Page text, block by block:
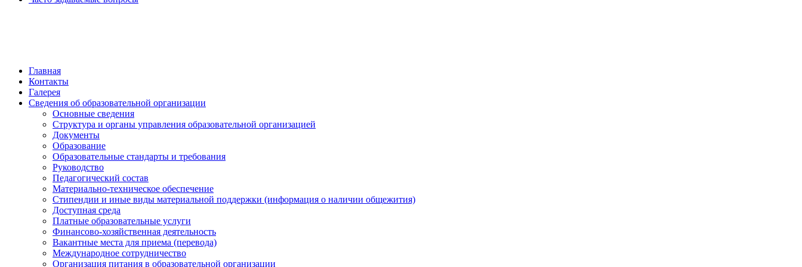
Главная
Контакты
Галерея
Сведения об образовательной организации
Основные сведения
Структура и органы управления образовательной организацией
Документы
Образование
Образовательные стандарты и требования
Руководство
Педагогический состав
Материально-техническое обеспечение
Стипендии и иные виды материальной поддержки (информация о наличии общежития)
Доступная среда
Платные образовательные услуги
Финансово-хозяйственная деятельность
Вакантные места для приема (перевода)
Международное сотрудничество
Организация питания в образовательной организации